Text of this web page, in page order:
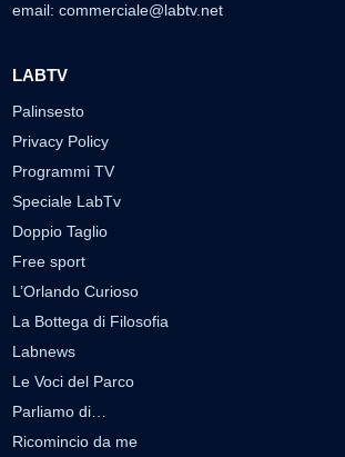
email: commerciale@labtv.net
LABTV
Palinsesto
Privacy Policy
Programmi TV
Speciale LabTv
Doppio Taglio
Free sport
L’Orlando Curioso
La Bottega di Filosofia
Labnews
Le Voci del Parco
Parliamo di…
Ricomincio da me